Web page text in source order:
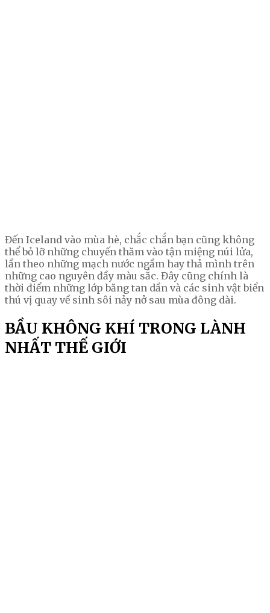
Đến Iceland vào mùa hè, chắc chắn bạn cũng không
thể bỏ lỡ những chuyến thăm vào tận miệng núi lửa,
lần theo những mạch nước ngầm hay thả mình trên
những cao nguyên đầy màu sắc. Đây cũng chính là
thời điểm những lớp băng tan dần và các sinh vật biển
thú vị quay về sinh sôi nảy nở sau mùa đông dài.
BẦU KHÔNG KHÍ TRONG LÀNH
NHẤT THẾ GIỚI